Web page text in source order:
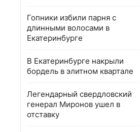
Гопники избили парня с
длинными волосами в
Екатеринбурге
В Екатеринбурге накрыли
бордель в элитном квартале
Легендарный свердловский
генерал Миронов ушел в
отставку